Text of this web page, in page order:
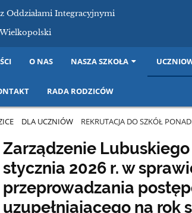
Oddziałami Integracyjnymi
O NAS NASZA SZKOŁA
RADA RODZICÓW
DLA UCZNIÓW REKRUTACJA DO SZKÓŁ
Zarządzenie
stycznia 2026 r. w
przeprowadzania
uzupełniającego na rok